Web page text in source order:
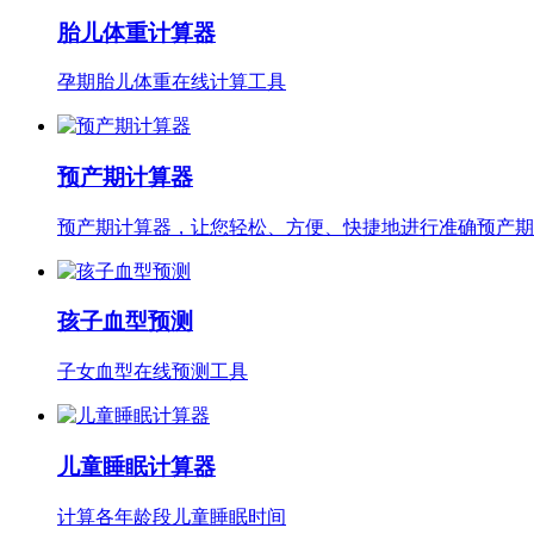
胎儿体重计算器
孕期胎儿体重在线计算工具
预产期计算器
预产期计算器，让您轻松、方便、快捷地进行准确预产
孩子血型预测
子女血型在线预测工具
儿童睡眠计算器
计算各年龄段儿童睡眠时间